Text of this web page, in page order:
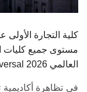
كلية التجارة
مستوى جميع كليات
الأمريكية بالقاهرة في تصنيف Eduniversal العالمي 2026
في تظاهرة